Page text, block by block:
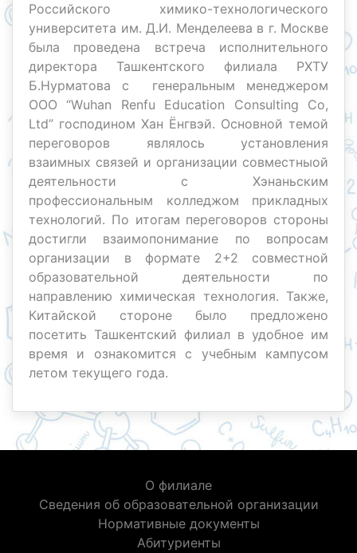
Российского химико-технологического
университета им. Д.И. Менделеева в г. Москве
была проведена встреча исполнительного
директора Ташкентского филиала РХТУ
Б.Нурматова с генеральным менеджером
OOO “Wuhan Renfu Education Consulting Co,
Ltd” господином Хан Ёнгвэй. Основной темой
переговоров являлось установления
взаимных связей и организации совместныой
деятельности с Хэнаньским
профессиональным колледжом прикладных
технологий. По итогам переговоров стороны
достигли взаимопонимание по вопросам
организации в формате 2+2 совместной
образовательной деятельности по
направлению химическая технология. Также,
Китайской стороне было предложено
посетить Ташкентский филиал в удобное им
время и ознакомится с учебным кампусом
летом текущего года.
О филиале
Сведения об образовательной организации
Нормативные документы
Абитуриенты